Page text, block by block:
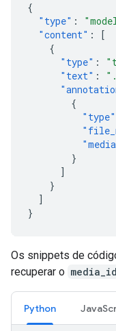
{
"type" :
"content" :
[
{
"type" :
"text" :
{
"type"
}
]
}
]
}
Os snippets de
recuperar o media_id
Python